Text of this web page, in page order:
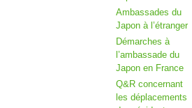
Ambassades du
Japon à l’étranger
Démarches à
l’ambassade du
Japon en France
Q&R concernant
les déplacements